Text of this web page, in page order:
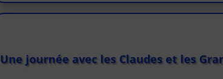
Une journée avec les Claudes et les